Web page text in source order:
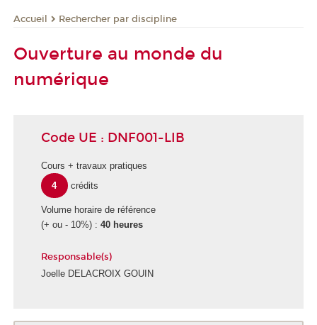
Accueil Rechercher par discipline
Ouverture au monde du
numérique
Code UE : DNF001-LIB
Cours + travaux pratiques
4
crédits
Volume horaire de référence
(+ ou - 10%) : 40 heures
Responsable(s)
Joelle DELACROIX GOUIN